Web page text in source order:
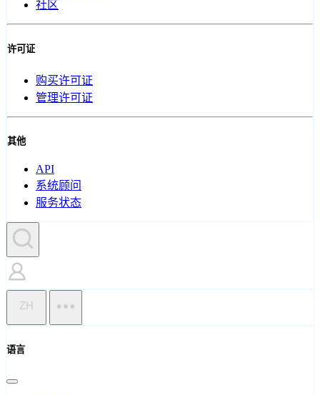
社区
许可证
购买许可证
管理许可证
其他
API
系统顾问
服务状态
ZH
语言